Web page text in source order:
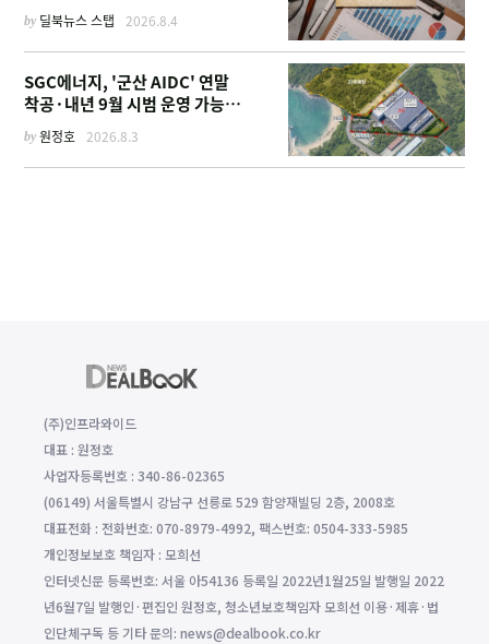
by 딜북뉴스 스탭 2026.8.4
SGC에너지, '군산 AIDC' 연말
착공·내년 9월 시범 운영 가능한
이유
by원정호 2026.8.3
(주)인프라와이드
대표 : 원정호
사업자등록번호 : 340-86-02365
(06149) 서울특별시 강남구 선릉로 529 함양재빌딩 2층, 2008호
대표전화 : 전화번호: 070-8979-4992, 팩스번호: 0504-333-5985
개인정보보호 책임자 : 모희선
인터넷신문 등록번호: 서울 아54136 등록일 2022년1월25일 발행일 2022
년6월7일 발행인·편집인 원정호, 청소년보호책임자 모희선 이용·제휴·법
인단체구독 등 기타 문의: news@dealbook.co.kr